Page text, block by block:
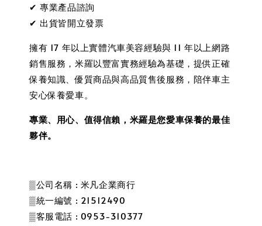
✔ 專業產品諮詢
✔ 出貨皆開立發票
擁有 17 年以上實體汽車美容經驗與 11 年以上網路
銷售服務，米羅以豐富實務經驗為基礎，提供正確
保養知識、優質商品與高品質售後服務，陪伴車主
安心保養愛車。
專業、用心、值得信賴，米羅是您愛車保養的最佳
夥伴。
▒公司名稱 : 米凡企業商行
▒統一編號 : 21512490
▒客服電話 : 0953-310377